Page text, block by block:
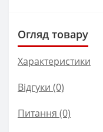
Огляд товару
Характеристики
Відгуки (0)
Питання (0)